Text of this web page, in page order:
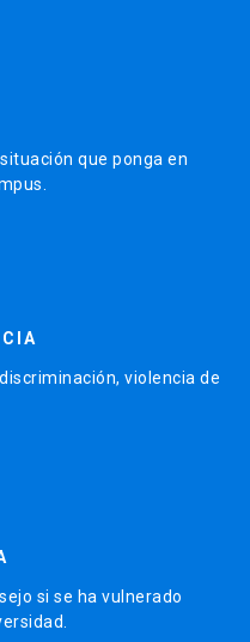
que ponga en
violencia de
si se ha vulnerado